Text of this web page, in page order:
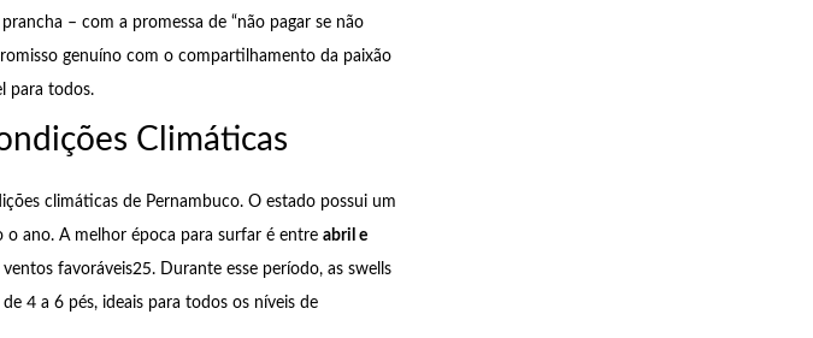
– com a promessa de “não pagar se não
genuíno com o compartilhamento da paixão
para todos.
Climáticas
climáticas de Pernambuco. O estado possui um
ano. A melhor época para surfar é entreabril e
favoráveis25. Durante esse período, as swells
4 a 6 pés, ideais para todos os níveis de